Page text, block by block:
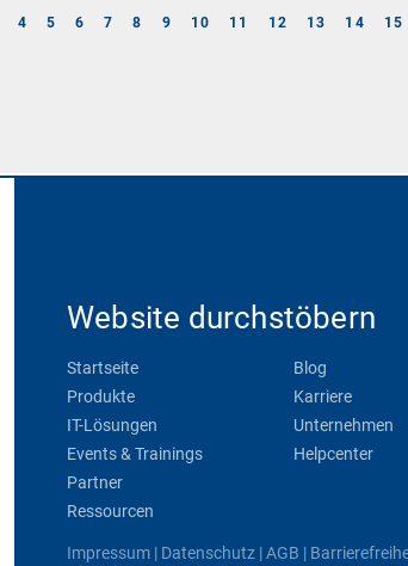
4 5 6 7 8 9 10 11 12 13 14 15
Website durchstöbern
Startseite
Produkte
IT-Lösungen
Events & Trainings
Partner
Ressourcen
Blog
Karriere
Unternehmen
Helpcenter
Impressum| Datenschutz|AGB |